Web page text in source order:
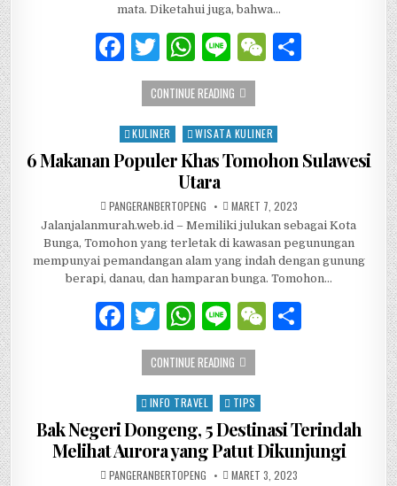
mata. Diketahui juga, bahwa…
F
a
c
e
b
o
k
T
w
it
te
r
W
h
at
s
A
p
p
Li
n
e
W
h
at
CONTINUE READING KEINDAHAN PESONA WISATA
Posted in
KULINER WISATA KULINER
6 Makanan Populer Khas Tomohon Sulawesi
Utara
AUTHOR:
PANGERANBERTOPENG PUBLISHED DATE:
MARET 7, 2023
Jalanjalanmurah.web.id – Memiliki julukan sebagai Kota
Bunga, Tomohon yang terletak di kawasan pegunungan
mempunyai pemandangan alam yang indah dengan gunung
berapi, danau, dan hamparan bunga. Tomohon…
F
a
c
e
b
o
T
w
it
te
r
W
h
at
s
A
p
Li
n
e
W
at
CONTINUE READING 6 MAKANAN POPULER KHAS
Posted in
INFO TRAVEL TIPS
Bak Negeri Dongeng, 5 Destinasi Terindah
Melihat Aurora yang Patut Dikunjungi
AUTHOR:
PANGERANBERTOPENG PUBLISHED DATE:
MARET 3, 2023